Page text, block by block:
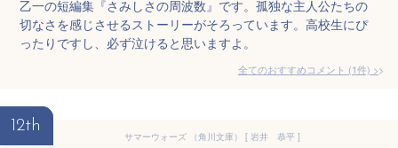
乙一の短編集『さみしさの周波数』です。孤独な主人公たちの
切なさを感じさせるストーリーがそろっています。高校生にぴ
ったりですし、必ず泣けると思いますよ。
全てのおすすめコメント (1件) >
12th
サマーウォーズ （角川文庫） [ 岩井 恭平 ]